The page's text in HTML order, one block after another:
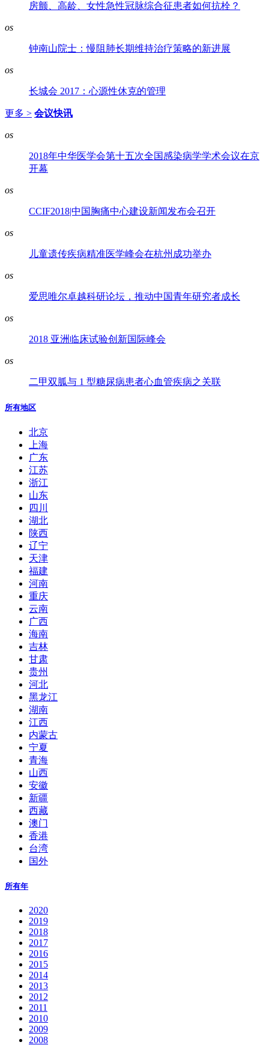
房颤、高龄、女性急性冠脉综合征患者如何抗栓？
os
钟南山院士：慢阻肺长期维持治疗策略的新进展
os
长城会 2017：心源性休克的管理
更多 > 会议快讯
os
2018年中华医学会第十五次全国感染病学学术会议在京
开幕
os
CCIF2018|中国胸痛中心建设新闻发布会召开
os
儿童遗传疾病精准医学峰会在杭州成功举办
os
爱思唯尔卓越科研论坛，推动中国青年研究者成长
os
2018 亚洲临床试验创新国际峰会
os
二甲双胍与 1 型糖尿病患者心血管疾病之关联
所有地区
北京
上海
广东
江苏
浙江
山东
四川
湖北
陕西
辽宁
天津
福建
河南
重庆
云南
广西
海南
吉林
甘肃
贵州
河北
黑龙江
湖南
江西
内蒙古
宁夏
青海
山西
安徽
新疆
西藏
澳门
香港
台湾
国外
所有年
2020
2019
2018
2017
2016
2015
2014
2013
2012
2011
2010
2009
2008